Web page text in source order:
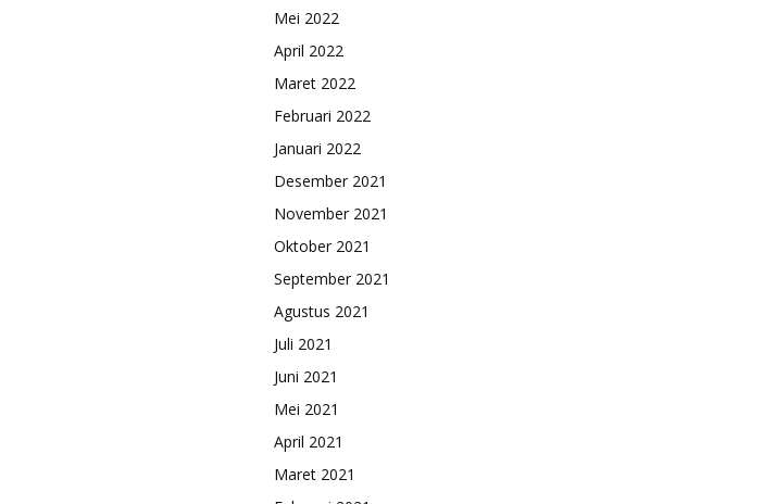
Mei 2022
April 2022
Maret 2022
Februari 2022
Januari 2022
Desember 2021
November 2021
Oktober 2021
September 2021
Agustus 2021
Juli 2021
Juni 2021
Mei 2021
April 2021
Maret 2021